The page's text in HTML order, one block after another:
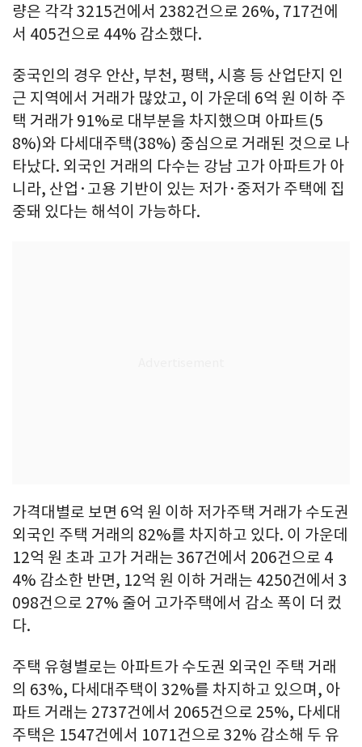
량은 각각 3215건에서 2382건으로 26%, 717건에
서 405건으로 44% 감소했다.
중국인의 경우 안산, 부천, 평택, 시흥 등 산업단지 인
근 지역에서 거래가 많았고, 이 가운데 6억 원 이하 주
택 거래가 91%로 대부분을 차지했으며 아파트(5
8%)와 다세대주택(38%) 중심으로 거래된 것으로 나
타났다. 외국인 거래의 다수는 강남 고가 아파트가 아
니라, 산업·고용 기반이 있는 저가·중저가 주택에 집
중돼 있다는 해석이 가능하다.
가격대별로 보면 6억 원 이하 저가주택 거래가 수도권
외국인 주택 거래의 82%를 차지하고 있다. 이 가운데
12억 원 초과 고가 거래는 367건에서 206건으로 4
4% 감소한 반면, 12억 원 이하 거래는 4250건에서 3
098건으로 27% 줄어 고가주택에서 감소 폭이 더 컸
다.
주택 유형별로는 아파트가 수도권 외국인 주택 거래
의 63%, 다세대주택이 32%를 차지하고 있으며, 아
파트 거래는 2737건에서 2065건으로 25%, 다세대
주택은 1547건에서 1071건으로 32% 감소해 두 유